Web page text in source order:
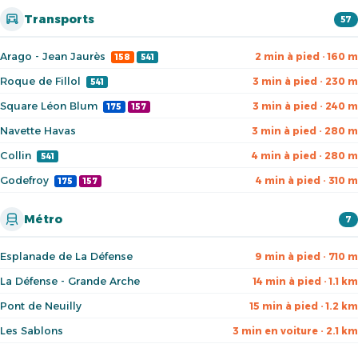
Transports 57
Arago - Jean Jaurès 158 541 2 min à pied · 160 m
Roque de Fillol 541 3 min à pied · 230 m
Square Léon Blum 175 157 3 min à pied · 240 m
Navette Havas 3 min à pied · 280 m
Collin 541 4 min à pied · 280 m
Godefroy 175 157 4 min à pied · 310 m
Métro 7
Esplanade de La Défense 9 min à pied · 710 m
La Défense - Grande Arche 14 min à pied · 1.1 km
Pont de Neuilly 15 min à pied · 1.2 km
Les Sablons 3 min en voiture · 2.1 km